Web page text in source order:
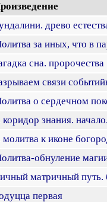
древо
за иных, что в
сна. пророчества
связи
о сердечном
коридор знания.
молитва к иконе
обнуление
матричный путь.
первая